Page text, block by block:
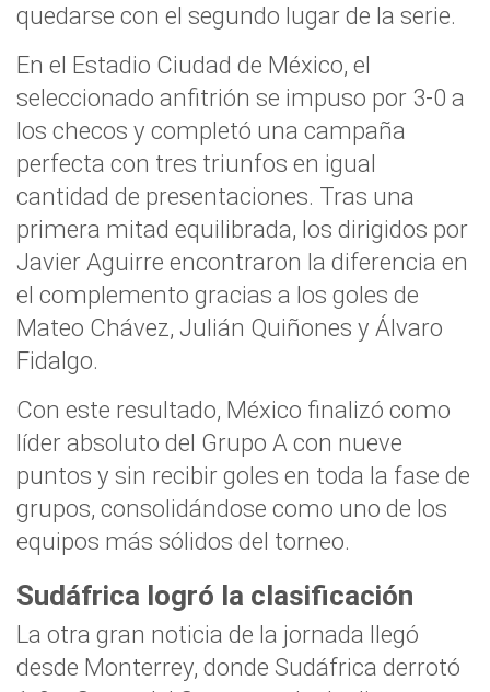
quedarse con el segundo lugar de la serie.
En el Estadio Ciudad de México, el
seleccionado anfitrión se impuso por 3-0 a
los checos y completó una campaña
perfecta con tres triunfos en igual
cantidad de presentaciones. Tras una
primera mitad equilibrada, los dirigidos por
Javier Aguirre encontraron la diferencia en
el complemento gracias a los goles de
Mateo Chávez, Julián Quiñones y Álvaro
Fidalgo.
Con este resultado, México finalizó como
líder absoluto del Grupo A con nueve
puntos y sin recibir goles en toda la fase de
grupos, consolidándose como uno de los
equipos más sólidos del torneo.
Sudáfrica logró la clasificación
La otra gran noticia de la jornada llegó
desde Monterrey, donde Sudáfrica derrotó